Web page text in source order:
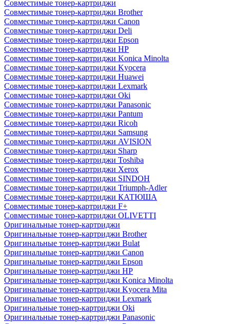
Совместимые тонер-картриджи
Совместимые тонер-картриджи Brother
Совместимые тонер-картриджи Canon
Совместимые тонер-картриджи Deli
Совместимые тонер-картриджи Epson
Совместимые тонер-картриджи HP
Совместимые тонер-картриджи Konica Minolta
Совместимые тонер-картриджи Kyocera
Совместимые тонер-картриджи Huawei
Совместимые тонер-картриджи Lexmark
Совместимые тонер-картриджи Oki
Совместимые тонер-картриджи Panasonic
Совместимые тонер-картриджи Pantum
Совместимые тонер-картриджи Ricoh
Совместимые тонер-картриджи Samsung
Совместимые тонер-картриджи AVISION
Совместимые тонер-картриджи Sharp
Совместимые тонер-картриджи Toshiba
Совместимые тонер-картриджи Xerox
Совместимые тонер-картриджи SINDOH
Совместимые тонер-картриджи Triumph-Adler
Совместимые тонер-картриджи КАТЮША
Совместимые тонер-картриджи F+
Совместимые тонер-картриджи OLIVETTI
Оригинальные тонер-картриджи
Оригинальные тонер-картриджи Brother
Оригинальные тонер-картриджи Bulat
Оригинальные тонер-картриджи Canon
Оригинальные тонер-картриджи Epson
Оригинальные тонер-картриджи HP
Оригинальные тонер-картриджи Konica Minolta
Оригинальные тонер-картриджи Kyocera Mita
Оригинальные тонер-картриджи Lexmark
Оригинальные тонер-картриджи Oki
Оригинальные тонер-картриджи Panasonic